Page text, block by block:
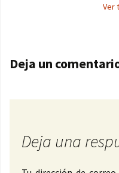
Ver
Navegación
Deja un
Deja una